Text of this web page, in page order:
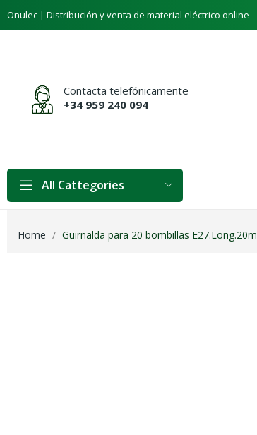
Onulec | Distribución y venta de material eléctrico online
Contacta telefónicamente
+34 959 240 094
All Cattegories
Home Guirnalda para 20 bombillas E27.Long.20m